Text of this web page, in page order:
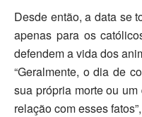
Desde então, a data se
apenas para os
defendem a vida dos
“Geralmente, o dia de
sua própria morte ou
relação com esses